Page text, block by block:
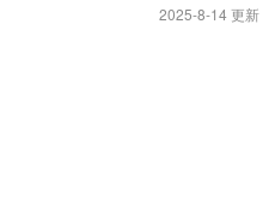
2025-8-14 更新